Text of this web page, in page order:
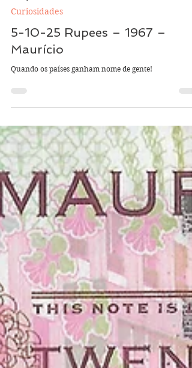
2 de jun. de 2025 2 min de leitura
Curiosidades
5-10-25 Rupees – 1967 –